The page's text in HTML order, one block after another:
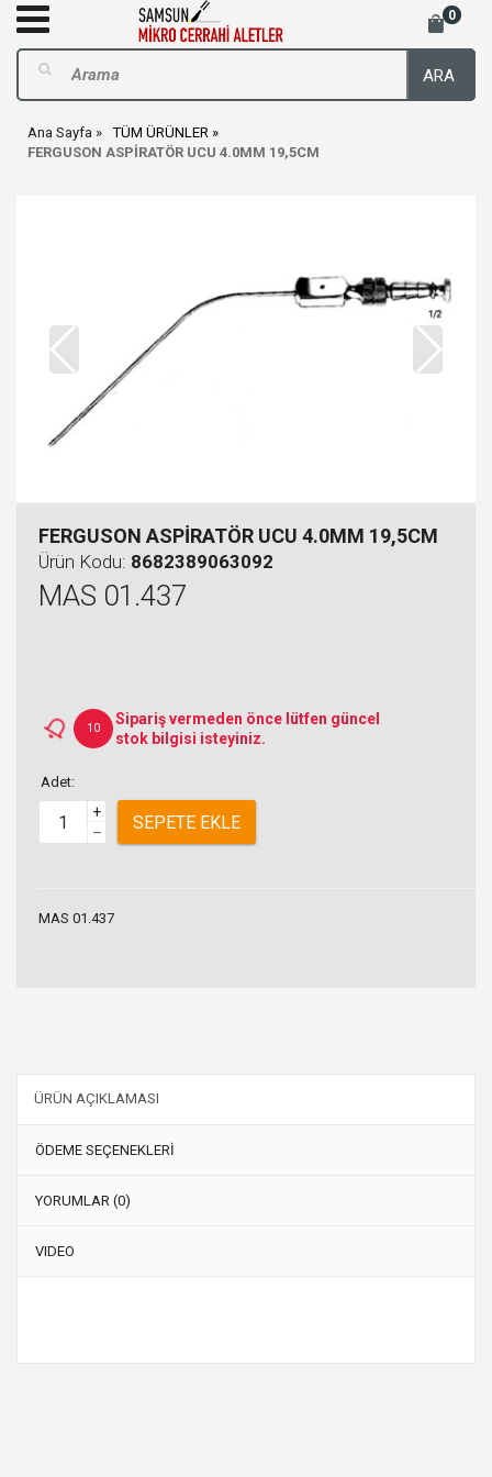
0
ARA
Ana Sayfa
TÜM ÜRÜNLER
FERGUSON ASPİRATÖR UCU 4.0MM 19,5CM
FERGUSON ASPİRATÖR UCU 4.0MM 19,5CM
Ürün Kodu: 8682389063092
MAS 01.437
10
Sipariş vermeden önce lütfen güncel
stok bilgisi isteyiniz.
Adet:
+
–
SEPETE EKLE
MAS 01.437
ÜRÜN AÇIKLAMASI
ÖDEME SEÇENEKLERİ
YORUMLAR (0)
VIDEO